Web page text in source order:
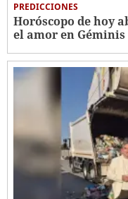
PREDICCIONES
Horóscopo de hoy
el amor en Géminis